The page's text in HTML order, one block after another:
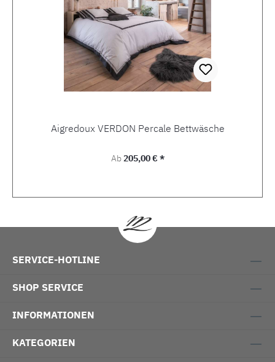
Aigredoux VERDON Percale Bettwäsche
Regulärer Preis:
Ab205,00 € *
SERVICE-HOTLINE
SHOP SERVICE
INFORMATIONEN
KATEGORIEN